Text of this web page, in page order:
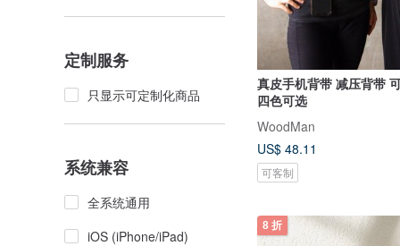
定制服务
只显示可定制化商品
系统兼容
全系统通用
iOS (iPhone/iPad)
真皮手机背带 减压背带
四色可选
WoodMan
US$ 48.11
可客制
8 折